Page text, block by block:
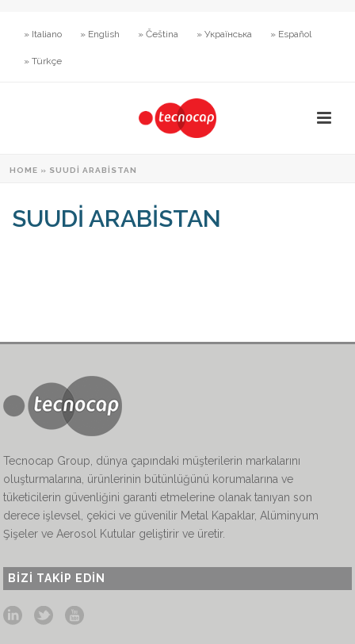
» Italiano » English » Čeština » Українська » Español
» Türkçe
HOME » SUUDİ ARABİSTAN
SUUDİ ARABİSTAN
Tecnocap Group, dünya çapındaki müşterilerin markalarını
oluşturmalarına, ürünlerinin bütünlüğünü korumalarına ve
tüketicilerin güvenliğini garanti etmelerine olanak tanıyan son
derece işlevsel, çekici ve güvenilir Metal Kapaklar, Alüminyum
Şişeler ve Aerosol Kutular geliştirir ve üretir.
BIZI TAKIP EDIN